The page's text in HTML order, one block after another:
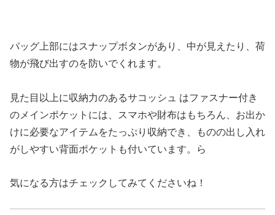
バッグ上部にはスナップボタンがあり、中が見えたり、荷
物が飛び出すのを防いでくれます。
見た目以上に収納力のあるサコッシュ はファスナー付き
のメインポケットには、スマホや財布はもちろん、お出か
けに必要なアイテムをたっぷり収納でき、ものの出し入れ
がしやすい背面ポケットも付いています。ら
気になる方はチェックしてみてくださいね！